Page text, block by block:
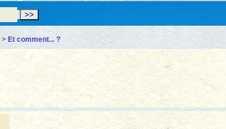
> Et comment... ?